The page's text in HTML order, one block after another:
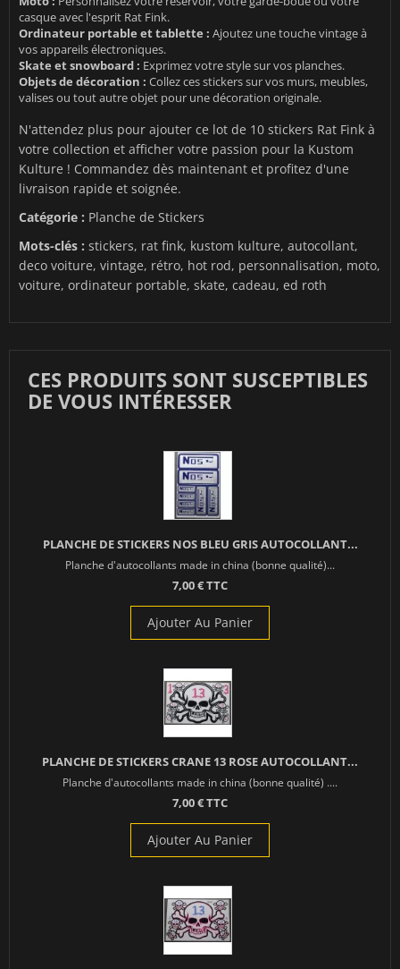
casque avec l'esprit Rat Fink.
Ordinateur portable et tablette : Ajoutez une touche vintage à
vos appareils électroniques.
Skate et snowboard : Exprimez votre style sur vos planches.
Objets de décoration : Collez ces stickers sur vos murs, meubles,
valises ou tout autre objet pour une décoration originale.
N'attendez plus pour ajouter ce lot de 10 stickers Rat Fink à
votre collection et afficher votre passion pour la Kustom
Kulture ! Commandez dès maintenant et profitez d'une
livraison rapide et soignée.
Catégorie : Planche de Stickers
Mots-clés : stickers, rat fink, kustom kulture, autocollant,
deco voiture, vintage, rétro, hot rod, personnalisation, moto,
voiture, ordinateur portable, skate, cadeau, ed roth
CES PRODUITS SONT SUSCEPTIBLES
DE VOUS INTÉRESSER
PLANCHE DE STICKERS NOS BLEU GRIS AUTOCOLLANT...
Planche d'autocollants made in china (bonne qualité)...
7,00 € TTC
Ajouter Au Panier
PLANCHE DE STICKERS CRANE 13 ROSE AUTOCOLLANT...
Planche d'autocollants made in china (bonne qualité) ....
7,00 € TTC
Ajouter Au Panier